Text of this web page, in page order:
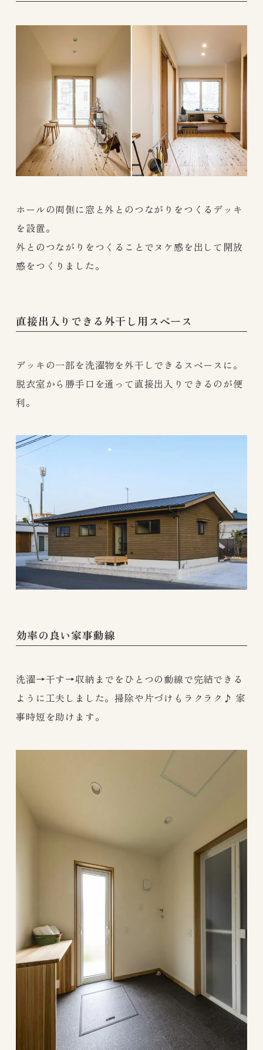
ホールの両側に窓と外とのつながりをつくるデッキ
を設置。
外とのつながりをつくることでヌケ感を出して開放
感をつくりました。
直接出入りできる外干し用スペース
デッキの一部を洗濯物を外干しできるスペースに。
脱衣室から勝手口を通って直接出入りできるのが便
利。
効率の良い家事動線
洗濯→干す→収納までをひとつの動線で完結できる
ように工夫しました。掃除や片づけもラクラク♪ 家
事時短を助けます。